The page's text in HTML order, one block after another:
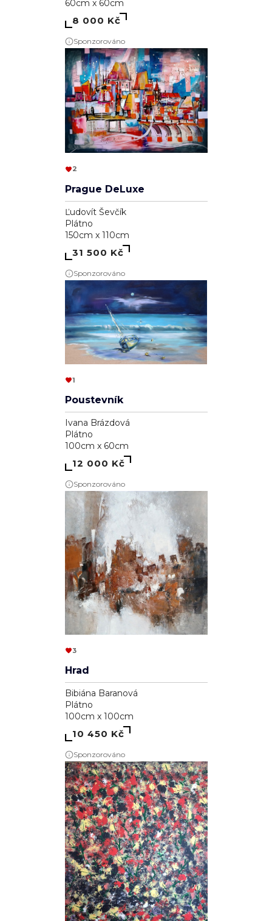
60cm x 60cm
8 000 Kč
Sponzorováno
2
Prague DeLuxe
Ľudovít Ševčík
Plátno
150cm x 110cm
31 500 Kč
Sponzorováno
1
Poustevník
Ivana Brázdová
Plátno
100cm x 60cm
12 000 Kč
Sponzorováno
3
Hrad
Bibiána Baranová
Plátno
100cm x 100cm
10 450 Kč
Sponzorováno